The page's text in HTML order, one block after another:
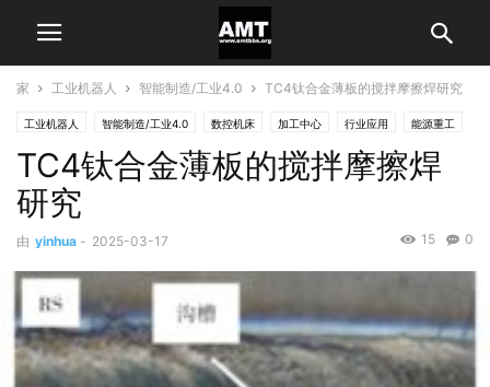
家 工业机器人 智能制造/工业4.0 TC4钛合金薄板的搅拌摩擦焊研究
工业机器人 智能制造/工业4.0 数控机床 加工中心 行业应用 能源重工
通用机械制造
TC4钛合金薄板的搅拌摩擦焊
研究
由 yinhua - 2025-03-17 0
15